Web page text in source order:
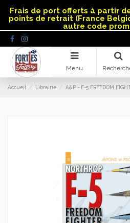
Frais de port offerts à partir
points de retrait (France
autre code
Menu
Accueil Librairie A&P - F-5 FREEDOM